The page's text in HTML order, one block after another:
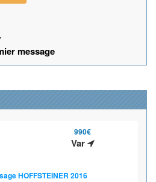
message
990€
Var
HOFFSTEINER 2016